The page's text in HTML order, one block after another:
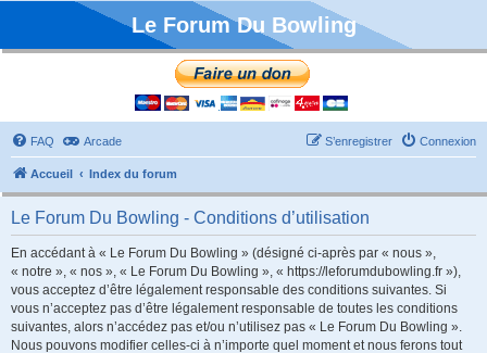
Le Forum Du Bowling
FAQ Arcade Connexion
S’enregistrer
Accueil Index du forum
Le Forum Du Bowling - Conditions d’utilisation
En accédant à « Le Forum Du Bowling » (désigné ci-après par « nous »,
« notre », « nos », « Le Forum Du Bowling », « https://leforumdubowling.fr »),
vous acceptez d’être légalement responsable des conditions suivantes. Si
vous n’acceptez pas d’être légalement responsable de toutes les conditions
suivantes, alors n’accédez pas et/ou n’utilisez pas « Le Forum Du Bowling ».
Nous pouvons modifier celles-ci à n’importe quel moment et nous ferons tout